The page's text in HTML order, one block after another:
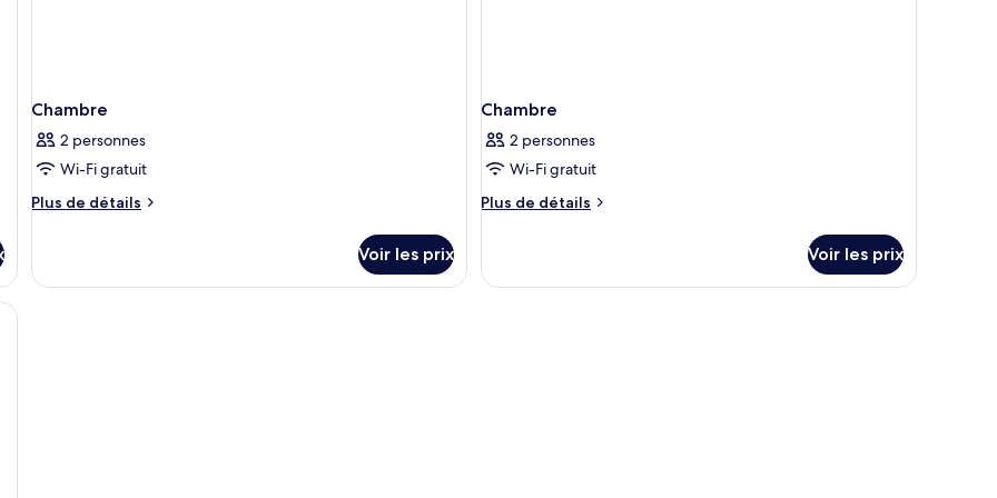
Chambre
2 personnes
Wi-Fi gratuit
Plus de détails
Plus
le
Voir les prix
Chambre
2 personnes
Wi-Fi gratuit
Plus de détails
Plus
le
Voir les prix